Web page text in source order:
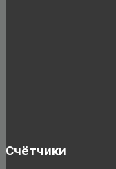
Счётчики